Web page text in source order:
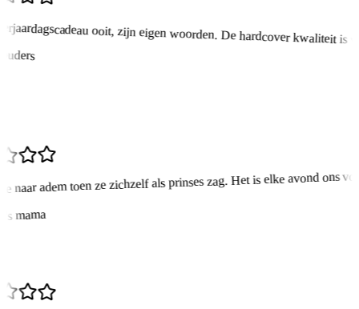
ooit, zijn eigen woorden. De hardcover kwaliteit is
naar adem toen ze zichzelf als prinses zag. Het is elke avond ons
mama